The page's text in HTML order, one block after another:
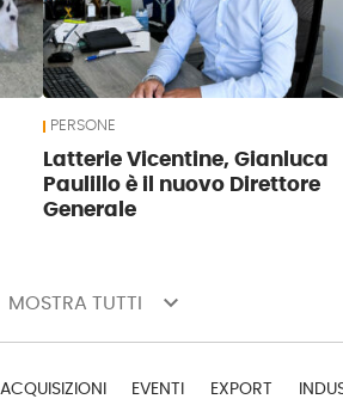
PERSONE
Latterie Vicentine, Gianluca
Paulillo è il nuovo Direttore
Generale
MOSTRA TUTTI keyboard_arrow_down
ACQUISIZIONI EVENTI EXPORT